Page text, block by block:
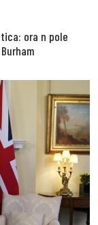
ora n pole